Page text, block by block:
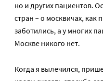
но и других пациентов.
стран – о москвичах, как
заботились, а у многих
Москве никого нет.
Когда я вылечился,